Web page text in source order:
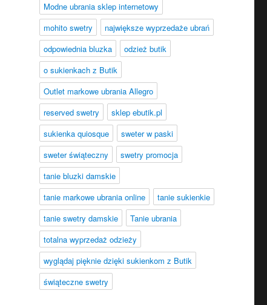
Modne ubrania sklep internetowy
mohito swetry
największe wyprzedaże ubrań
odpowiednia bluzka
odzież butik
o sukienkach z Butik
Outlet markowe ubrania Allegro
reserved swetry
sklep ebutik.pl
sukienka quiosque
sweter w paski
sweter świąteczny
swetry promocja
tanie bluzki damskie
tanie markowe ubrania online
tanie sukienkie
tanie swetry damskie
Tanie ubrania
totalna wyprzedaż odzieży
wyglądaj pięknie dzięki sukienkom z Butik
świąteczne swetry